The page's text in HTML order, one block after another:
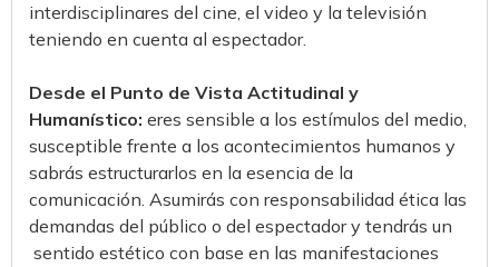
interdisciplinares del cine, el video y la televisión
teniendo en cuenta al espectador.
Desde el Punto de Vista Actitudinal y
Humanístico: eres sensible a los estímulos del medio,
susceptible frente a los acontecimientos humanos y
sabrás estructurarlos en la esencia de la
comunicación. Asumirás con responsabilidad ética las
demandas del público o del espectador y tendrás un
sentido estético con base en las manifestaciones